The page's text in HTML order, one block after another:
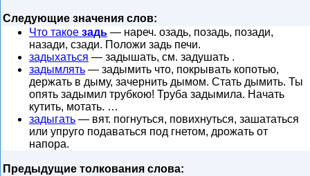
Следующие значения слов:
Что такое задь — нареч. озадь, позадь, позади,
назади, сзади. Положи задь печи.
задыхаться — задышать, см. задушать .
задымлять — задымить что, покрывать копотью,
держать в дыму, зачернить дымом. Стать дымить. Ты
опять задымил трубкою! Труба задымила. Начать
кутить, мотать. …
задыгать — вят. погнуться, повихнуться, зашататься
или упруго подаваться под гнетом, дрожать от
напора.
Предыдущие толкования слова: